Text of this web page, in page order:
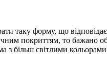
таку форму, що
покриттям, то
більш світлими